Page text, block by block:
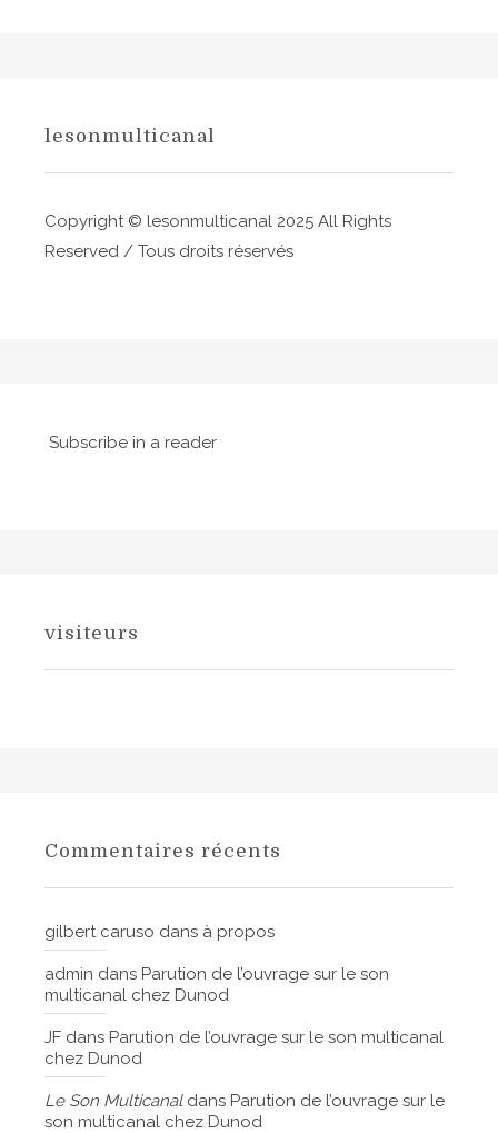
l
’
a
r
e
lesonmulticanal
Copyright © lesonmulticanal 2025 All Rights
Reserved / Tous droits réservés
Subscribe in a reader
visiteurs
Commentaires récents
gilbert caruso dans à propos
admin dans Parution de l’ouvrage sur le son
multicanal chez Dunod
JF dans Parution de l’ouvrage sur le son multicanal
chez Dunod
Le Son Multicanaldans Parution de l’ouvrage sur le
son multicanal chez Dunod